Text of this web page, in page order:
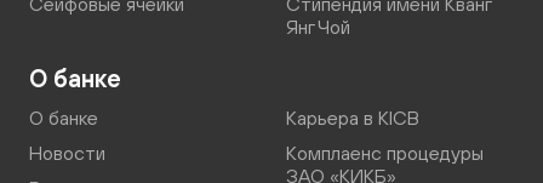
Янг Чой
О банке
О банке
Новости
Карьера в KICB
Комплаенс процедуры
ЗАО «КИКБ»